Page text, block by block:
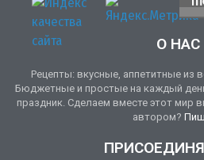
О НАС
Рецепты: вкусные, аппетитные из
Бюджетные и простые на каждый
праздник. Сделаем вместе этот мир
автором?